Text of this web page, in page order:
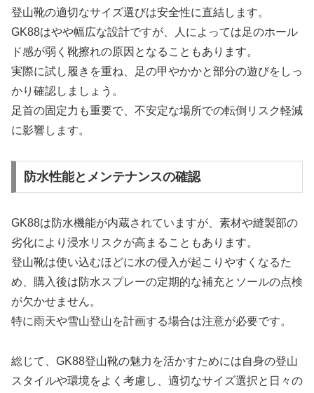
登山靴の適切なサイズ選びは安全性に直結します。
GK88はやや幅広な設計ですが、人によっては足のホール
ド感が弱く靴擦れの原因となることもあります。
実際に試し履きを重ね、足の甲やかかと部分の遊びをしっ
かり確認しましょう。
足首の固定力も重要で、不安定な場所での転倒リスク軽減
に影響します。
防水性能とメンテナンスの確認
GK88は防水機能が内蔵されていますが、素材や縫製部の
劣化により浸水リスクが高まることもあります。
登山靴は使い込むほどに水の侵入が起こりやすくなるた
め、購入後は防水スプレーの定期的な補充とソールの点検
が欠かせません。
特に雨天や雪山登山を計画する場合は注意が必要です。
総じて、GK88登山靴の魅力を活かすためには自身の登山
スタイルや環境をよく考慮し、適切なサイズ選択と日々の